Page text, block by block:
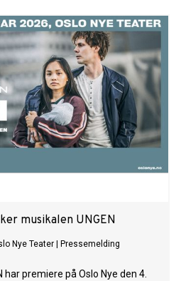
musikalen UNGEN
Nye Teater Pressemelding
har premiere på Oslo Nye den 4.